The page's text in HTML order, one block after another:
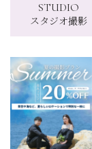
ッ
プ
STUDIO
スタジオ撮影